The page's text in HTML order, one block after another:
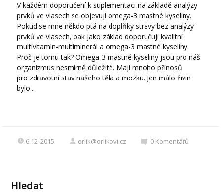
V každém doporučení k suplementaci na základě analýzy
prvků ve vlasech se objevují omega-3 mastné kyseliny.
Pokud se mne někdo ptá na doplňky stravy bez analýzy
prvků ve vlasech, pak jako základ doporučuji kvalitní
multivitamin-multiminerál a omega-3 mastné kyseliny.
Proč je tomu tak? Omega-3 mastné kyseliny jsou pro náš
organizmus nesmírně důležité. Mají mnoho přínosů
pro zdravotní stav našeho těla a mozku. Jen málo živin
bylo...
6.12. 2015 orlik@orlikovi.cz 0 Komentářů
Hledat